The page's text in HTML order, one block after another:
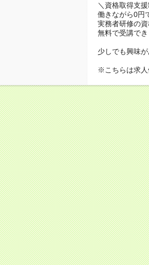
＼資格取得支
働きながら0円
実務者研修の
無料で受講でき
少しでも興味
※こちらは求人